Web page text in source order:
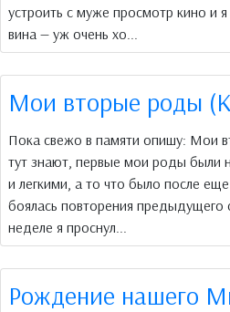
устроить с муже просмотр кино и
вина — уж очень хо...
Мои вторые роды
Пока свежо в памяти опишу: Мои
тут знают, первые мои роды были
и легкими, а то что было после
боялась повторения предыдущего
неделе я проснул...
Рождение нашего